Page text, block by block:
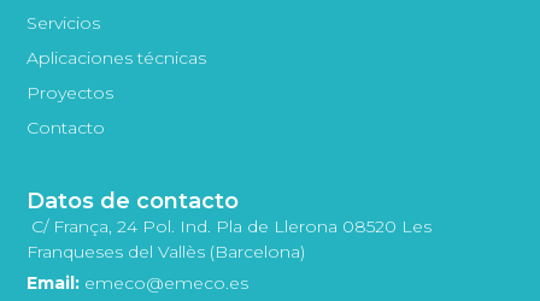
Servicios
Aplicaciones técnicas
Proyectos
Contacto
Datos de contacto
C/ França, 24 Pol. Ind. Pla de Llerona 08520 Les
Franqueses del Vallès (Barcelona)
Email: emeco@emeco.es